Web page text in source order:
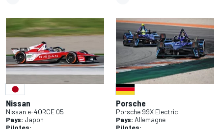
Nissan
Nissan e-4ORCE 05
Pays: Japon
Pilotes:
Porsche
Porsche 99X Electric
Pays: Allemagne
Pilotes: